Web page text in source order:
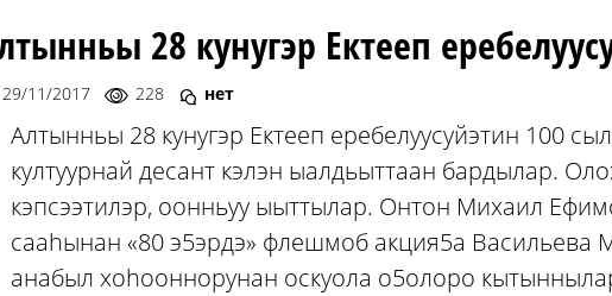
28 кунугэр Ектееп
29/11/2017 228 нет
Алтынньы 28 кунугэр Ектееп еребелуусуйэтин 100
култуурнай десант кэлэн ыалдьыттаан бардылар.
кэпсээтилэр, оонньуу ыыттылар. Онтон Михаил
сааhынан «80 э5эрдэ» флешмоб акция5а Васильева
анабыл хоhооннорунан оскуола о5олоро